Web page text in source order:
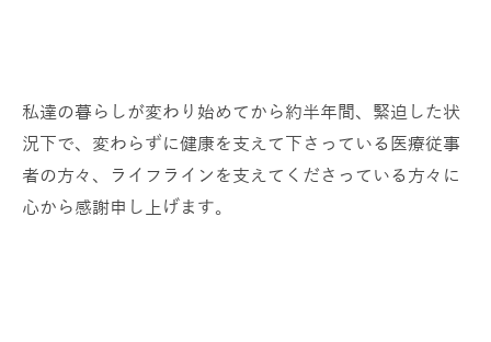
私達の暮らしが変わり始めてから約半年間、緊迫した状
況下で、変わらずに健康を支えて下さっている医療従事
者の方々、ライフラインを支えてくださっている方々に
心から感謝申し上げます。